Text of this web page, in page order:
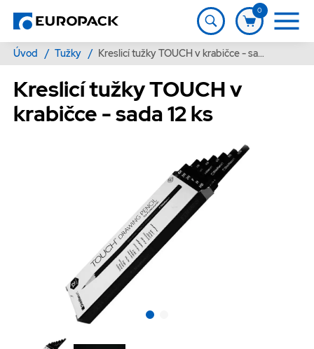
0
Úvod / Tužky / Kreslicí tužky TOUCH v krabičce - sada 12 ks
Kreslicí tužky TOUCH v
krabičce - sada 12 ks